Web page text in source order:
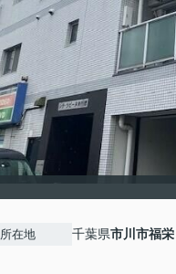
所在地 千葉県市川市福栄